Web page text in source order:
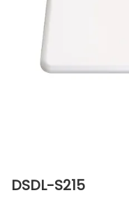
DSDL-S215